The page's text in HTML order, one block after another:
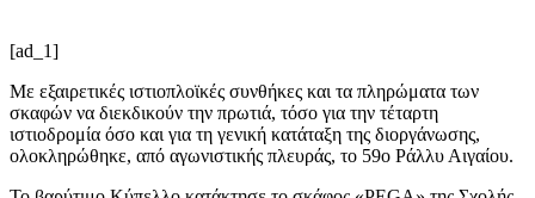
[ad_1]
Με εξαιρετικές ιστιοπλοϊκές συνθήκες και τα πληρώματα των
σκαφών να διεκδικούν την πρωτιά, τόσο για την τέταρτη
ιστιοδρομία όσο και για τη γενική κατάταξη της διοργάνωσης,
ολοκληρώθηκε, από αγωνιστικής πλευράς, το 59ο Ράλλυ Αιγαίου.